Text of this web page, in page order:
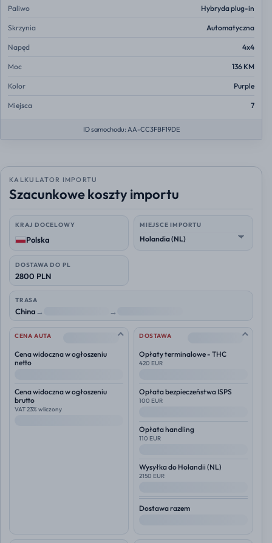
Paliwo Hybryda plug-in
Skrzynia Automatyczna
Napęd 4x4
Moc 136 KM
Kolor Purple
Miejsca 7
ID samochodu: AA-CC3FBF19DE
KALKULATOR IMPORTU
Szacunkowe koszty importu
KRAJ DOCELOWY
Polska
MIEJSCE IMPORTU
DOSTAWA DO PL
2800 PLN
TRASA
China→ →
CENA AUTA --
Cena widoczna w ogłoszeniu
netto
Cena widoczna w ogłoszeniu
brutto
VAT 23% wliczony
DOSTAWA --
Opłaty terminalowe - THC
420 EUR
Opłata bezpieczeństwa ISPS
100 EUR
Opłata handling
110 EUR
Wysyłka do Holandii (NL)
2150 EUR
Dostawa razem